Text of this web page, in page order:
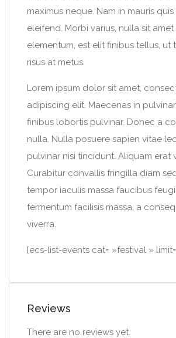
maximus neque. Nam in mauris
eleifend. Morbi varius, nulla sit amet
elementum, est elit finibus tellus, ut
risus at metus.
Lorem ipsum dolor sit amet,
adipiscing elit. Maecenas in
finibus lobortis pulvinar. Donec a
nulla. Nulla posuere sapien vitae
pulvinar nisi tincidunt. Aliquam erat
Curabitur convallis fringilla diam
tempor iaculis massa faucibus
fermentum facilisis massa, a
viverra.
[ecs-list-events cat= »festival »
Reviews
There are no reviews yet.